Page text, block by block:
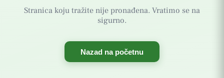
Stranica koju tražite nije pronađena. Vratimo se na
sigurno.
Nazad na početnu